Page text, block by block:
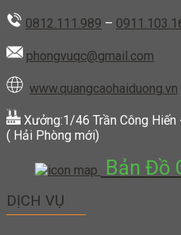
0812.111.989 –
phongvuqc@gmail.com
www.quangcaohaiduong.vn
Xưởng:1/46 Trần Công
( Hải Phòng mới)
Bản Đồ
DỊCH VỤ